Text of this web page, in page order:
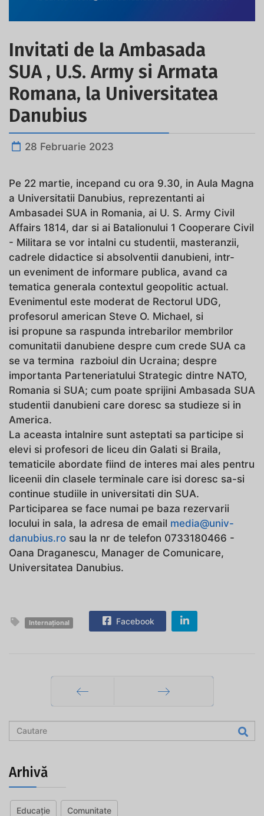
Invitati de la Ambasada
SUA , U.S. Army si Armata
Romana, la Universitatea
Danubius
28 Februarie 2023
Pe 22 martie, incepand cu ora 9.30, in Aula Magna
a Universitatii Danubius, reprezentanti ai
Ambasadei SUA in Romania, ai U. S. Army Civil
Affairs 1814, dar si ai Batalionului 1 Cooperare Civil
- Militara se vor intalni cu studentii, masteranzii,
cadrele didactice si absolventii danubieni, intr-
un eveniment de informare publica, avand ca
tematica generala contextul geopolitic actual.
Evenimentul este moderat de Rectorul UDG,
profesorul american Steve O. Michael, si
isi propune sa raspunda intrebarilor membrilor
comunitatii danubiene despre cum crede SUA ca
se va termina razboiul din Ucraina; despre
importanta Parteneriatului Strategic dintre NATO,
Romania si SUA; cum poate sprijini Ambasada SUA
studentii danubieni care doresc sa studieze si in
America.
La aceasta intalnire sunt asteptati sa participe si
elevi si profesori de liceu din Galati si Braila,
tematicile abordate fiind de interes mai ales pentru
liceenii din clasele terminale care isi doresc sa-si
continue studiile in universitati din SUA.
Participarea se face numai pe baza rezervarii
locului in sala, la adresa de email media@univ-
danubius.ro sau la nr de telefon 0733180466 -
Oana Draganescu, Manager de Comunicare,
Universitatea Danubius.
Internațional Facebook
Prec Mai departe
Arhivă
Educație Comunitate